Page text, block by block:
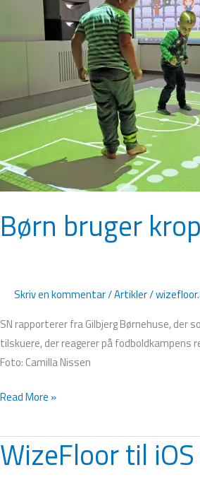
Børn bruger
Skriv en kommentar/Artikler/
SN rapporterer fra Gilbjerg Børnehuse, der
tilskuere, der reagerer på
Foto: Camilla Nissen
Read More »
WizeFloor til
WizeFloor
til